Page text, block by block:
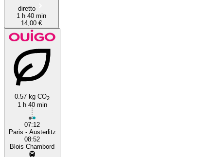
diretto
1 h 40 min
14,00 €
0.57 kg CO2
1 h 40 min
07:12
Paris - Austerlitz
08:52
Blois Chambord